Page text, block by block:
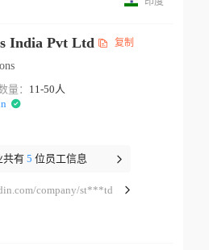
India Pvt Ltd 复制
量： 11-50人
共有5 位员工信息
company/st***td